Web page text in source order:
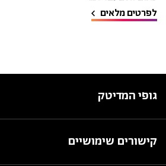
לפרטים מלאים
גופי המדיטק
קישורים שימושיים